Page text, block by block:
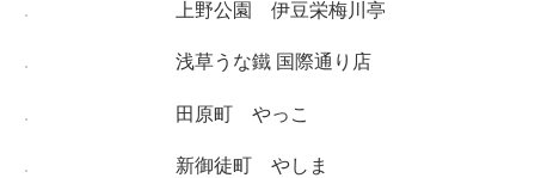
上野公園 伊豆栄梅川亭
浅草うな鐵 国際通り店
田原町 やっこ
新御徒町 やしま